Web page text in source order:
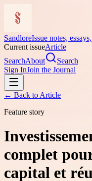
SandloreIssue notes,
Current issueArticle
SearchAbout
Search
Sign InJoin the Journal
← Back to Article
Feature story
complet
capital et